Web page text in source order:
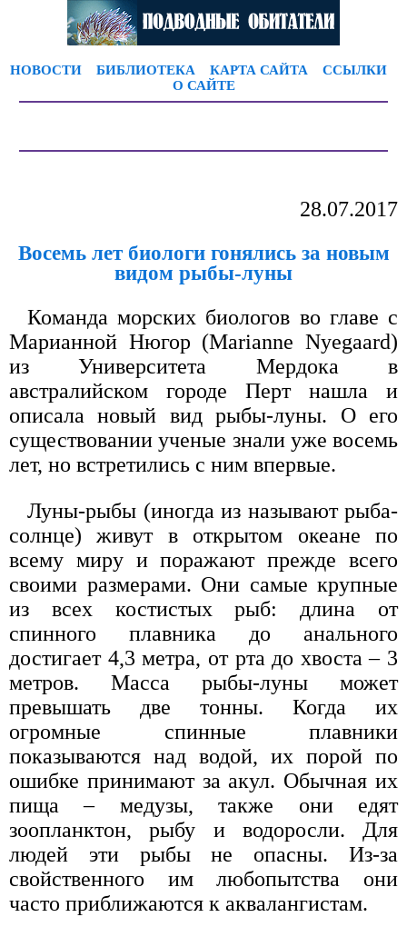
НОВОСТИ БИБЛИОТЕКА КАРТА САЙТА
ССЫЛКИ
О САЙТЕ
28.07.2017
Восемь лет биологи гонялись за новым
видом рыбы-луны
Команда морских биологов во главе с
Марианной Нюгор (Marianne Nyegaard)
из Университета Мердока в
австралийском городе Перт нашла и
описала новый вид рыбы-луны. О его
существовании ученые знали уже восемь
лет, но встретились с ним впервые.
Луны-рыбы (иногда из называют рыба-
солнце) живут в открытом океане по
всему миру и поражают прежде всего
своими размерами. Они самые крупные
из всех костистых рыб: длина от
спинного плавника до анального
достигает 4,3 метра, от рта до хвоста – 3
метров. Масса рыбы-луны может
превышать две тонны. Когда их
огромные спинные плавники
показываются над водой, их порой по
ошибке принимают за акул. Обычная их
пища – медузы, также они едят
зоопланктон, рыбу и водоросли. Для
людей эти рыбы не опасны. Из-за
свойственного им любопытства они
часто приближаются к аквалангистам.